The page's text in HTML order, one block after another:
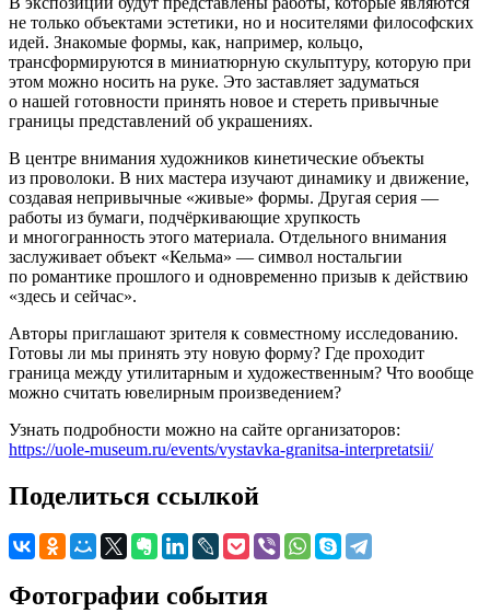
не только объектами эстетики, но и носителями философских
идей. Знакомые формы, как, например, кольцо,
трансформируются в миниатюрную скульптуру, которую при
этом можно носить на руке. Это заставляет задуматься
о нашей готовности принять новое и стереть привычные
границы представлений об украшениях.
В центре внимания художников кинетические объекты
из проволоки. В них мастера изучают динамику и движение,
создавая непривычные «живые» формы. Другая серия —
работы из бумаги, подчёркивающие хрупкость
и многогранность этого материала. Отдельного внимания
заслуживает объект «Кельма» — символ ностальгии
по романтике прошлого и одновременно призыв к действию
«здесь и сейчас».
Авторы приглашают зрителя к совместному исследованию.
Готовы ли мы принять эту новую форму? Где проходит
граница между утилитарным и художественным? Что вообще
можно считать ювелирным произведением?
Узнать подробности можно на сайте организаторов:
https://uole-museum.ru/events/vystavka-granitsa-interpretatsii/
Поделиться ссылкой
Фотографии события